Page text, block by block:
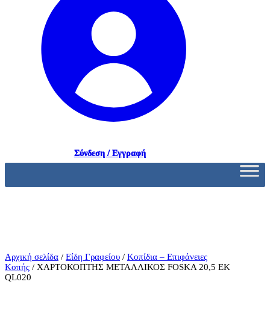
Σύνδεση / Εγγραφή
Αρχική σελίδα / Είδη Γραφείου / Κοπίδια – Επιφάνειες
Κοπής / ΧΑΡΤΟΚΟΠΤΗΣ ΜΕΤΑΛΛΙΚΟΣ FOSKA 20,5 ΕΚ
QL020